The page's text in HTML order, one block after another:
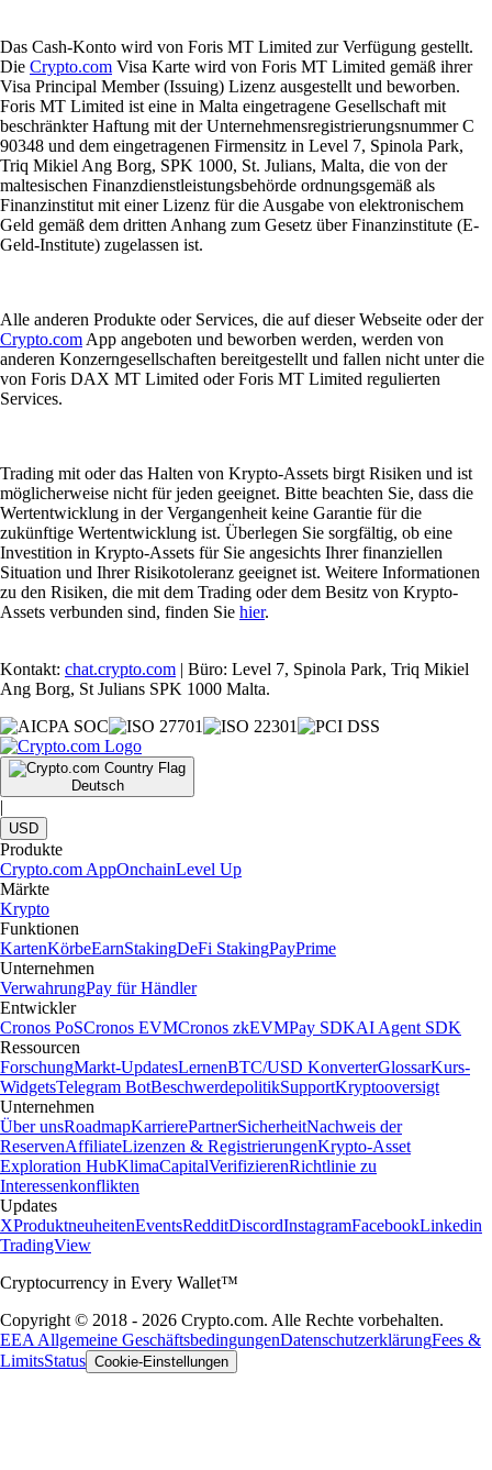
Das Cash-Konto wird von Foris MT Limited zur Verfügung gestellt.
Die Crypto.com Visa Karte wird von Foris MT Limited gemäß ihrer
Visa Principal Member (Issuing) Lizenz ausgestellt und beworben.
Foris MT Limited ist eine in Malta eingetragene Gesellschaft mit
beschränkter Haftung mit der Unternehmensregistrierungsnummer C
90348 und dem eingetragenen Firmensitz in Level 7, Spinola Park,
Triq Mikiel Ang Borg, SPK 1000, St. Julians, Malta, die von der
maltesischen Finanzdienstleistungsbehörde ordnungsgemäß als
Finanzinstitut mit einer Lizenz für die Ausgabe von elektronischem
Geld gemäß dem dritten Anhang zum Gesetz über Finanzinstitute (E-
Geld-Institute) zugelassen ist.
Alle anderen Produkte oder Services, die auf dieser Webseite oder der
Crypto.com App angeboten und beworben werden, werden von
anderen Konzerngesellschaften bereitgestellt und fallen nicht unter die
von Foris DAX MT Limited oder Foris MT Limited regulierten
Services.
Trading mit oder das Halten von Krypto-Assets birgt Risiken und ist
möglicherweise nicht für jeden geeignet. Bitte beachten Sie, dass die
Wertentwicklung in der Vergangenheit keine Garantie für die
zukünftige Wertentwicklung ist. Überlegen Sie sorgfältig, ob eine
Investition in Krypto-Assets für Sie angesichts Ihrer finanziellen
Situation und Ihrer Risikotoleranz geeignet ist. Weitere Informationen
zu den Risiken, die mit dem Trading oder dem Besitz von Krypto-
Assets verbunden sind, finden Sie hier.
Kontakt: chat.crypto.com | Büro: Level 7, Spinola Park, Triq Mikiel
Ang Borg, St Julians SPK 1000 Malta.
Deutsch
|
USD
Produkte
Crypto.com AppOnchainLevel Up
Märkte
Krypto
Funktionen
KartenKörbeEarnStakingDeFi StakingPayPrime
Unternehmen
VerwahrungPay für Händler
Entwickler
Cronos PoSCronos EVMCronos zkEVMPay SDKAI Agent SDK
Ressourcen
ForschungMarkt-UpdatesLernenBTC/USD KonverterGlossarKurs-
WidgetsTelegram BotBeschwerdepolitikSupportKryptooversigt
Unternehmen
Über unsRoadmapKarrierePartnerSicherheitNachweis der
ReservenAffiliateLizenzen & RegistrierungenKrypto-Asset
Exploration HubKlimaCapitalVerifizierenRichtlinie zu
Interessenkonflikten
Updates
XProduktneuheitenEventsRedditDiscordInstagramFacebookLinkedin
TradingView
Cryptocurrency in Every Wallet™
Copyright © 2018 - 2026 Crypto.com. Alle Rechte vorbehalten.
EEA Allgemeine GeschäftsbedingungenDatenschutzerklärungFees &
LimitsStatus Cookie-Einstellungen